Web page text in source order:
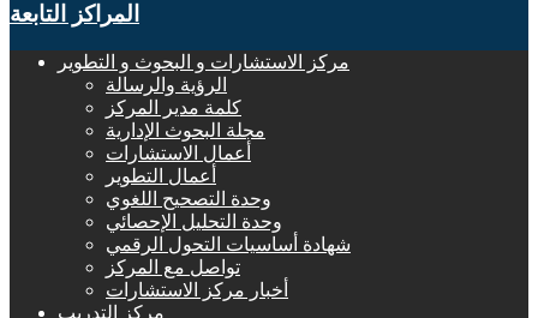
المراكز التابعة
مركز الاستشارات و البحوث و التطوير
الرؤية والرسالة
كلمة مدير المركز
مجلة البحوث الإدارية
أعمال الاستشارات
أعمال التطوير
وحدة التصحيح اللغوي
وحدة التحليل الإحصائي
شهادة أساسيات التحول الرقمي
تواصل مع المركز
أخبار مركز الاستشارات
مركز التدريب